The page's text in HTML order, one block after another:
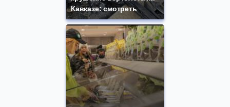
Кавказе: смотреть